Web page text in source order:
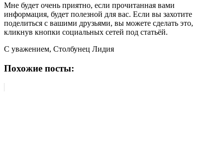
Мне будет очень приятно, если прочитанная вами
информация, будет полезной для вас. Если вы захотите
поделиться с вашими друзьями, вы можете сделать это,
кликнув кнопки социальных сетей под статьёй.
С уважением, Столбунец Лидия
Похожие посты: